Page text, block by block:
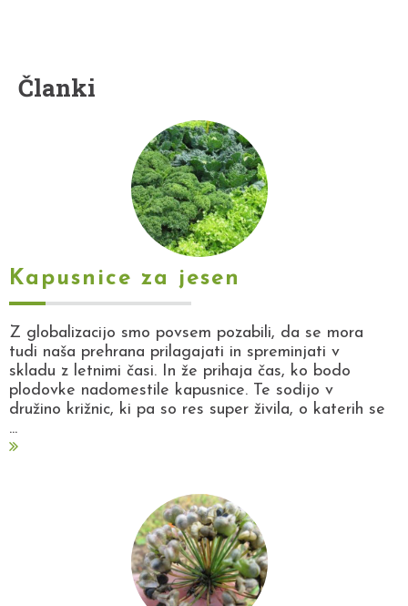
Članki
Kapusnice za jesen
Z globalizacijo smo povsem pozabili, da se mora
tudi naša prehrana prilagajati in spreminjati v
skladu z letnimi časi. In že prihaja čas, ko bodo
plodovke nadomestile kapusnice. Te sodijo v
družino križnic, ki pa so res super živila, o katerih se
...